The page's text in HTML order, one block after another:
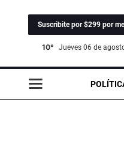
Suscribite por $299 por
10° jueves 06 de